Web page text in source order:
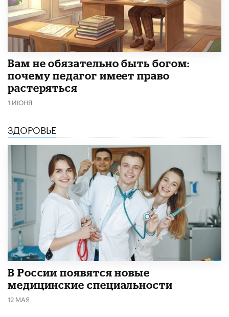
​Вам не обязательно быть богом:
почему педагог имеет право
растеряться
1 ИЮНЯ
ЗДОРОВЬЕ
В России появятся новые
медицинские специальности
12 МАЯ